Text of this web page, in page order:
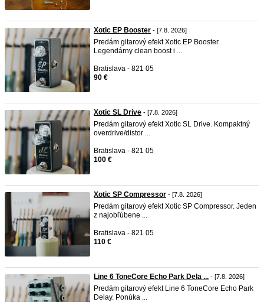
Xotic EP Booster - [7.8. 2026]
Predám gitarový efekt Xotic EP Booster.
Legendárny clean boost i ...
Bratislava - 821 05
90 €
Xotic SL Drive - [7.8. 2026]
Predám gitarový efekt Xotic SL Drive. Kompaktný
overdrive/distor ...
Bratislava - 821 05
100 €
Xotic SP Compressor - [7.8. 2026]
Predám gitarový efekt Xotic SP Compressor. Jeden
z najobľúbene ...
Bratislava - 821 05
110 €
Line 6 ToneCore Echo Park Dela ... - [7.8. 2026]
Predám gitarový efekt Line 6 ToneCore Echo Park
Delay. Ponúka ...